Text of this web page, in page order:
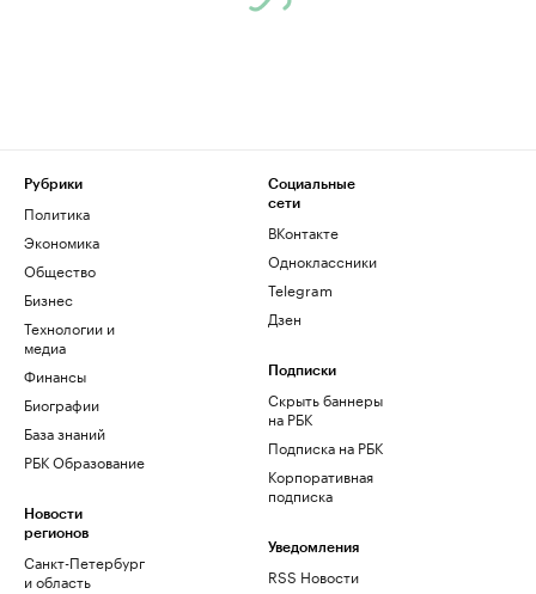
Рубрики
Политика
Экономика
Общество
Бизнес
Технологии и
медиа
Финансы
Биографии
База знаний
РБК Образование
Новости
регионов
Санкт-Петербург
и область
Социальные
сети
ВКонтакте
Одноклассники
Telegram
Дзен
Подписки
Скрыть баннеры
на РБК
Подписка на РБК
Корпоративная
подписка
Уведомления
RSS Новости